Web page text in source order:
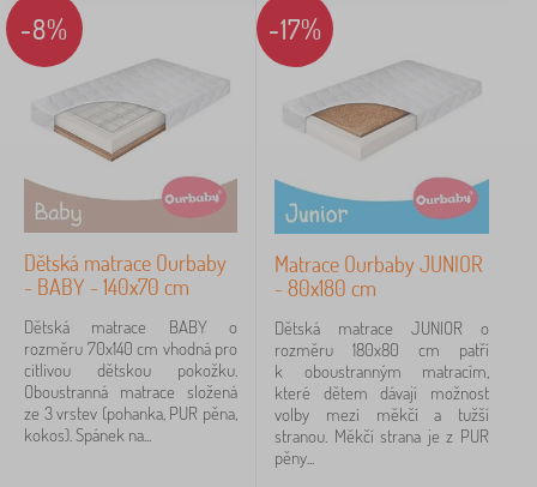
Novinka
88
BAZAR
29
FILTROVÁNÍ
-8%
Dětská matrace Ourbaby
- BABY - 140x70 cm
Dětská matrace BABY o
rozměru 70x140 cm vhodná pro
citlivou dětskou pokožku.
Oboustranná matrace složená
ze 3 vrstev (pohanka, PUR pěna,
kokos). Spánek na...
-17%
Matrace Ourbaby JUNIOR
- 80x180 cm
Dětská matrace JUNIOR o
rozměru 180x80 cm patří
k oboustranným matracím,
které dětem dávají možnost
volby mezi měkčí a tužší
stranou. Měkčí strana je z PUR
pěny...